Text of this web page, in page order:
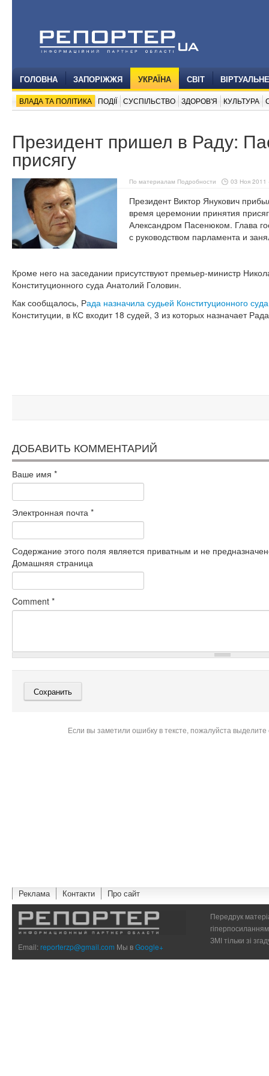
ГОЛОВНА ЗАПОРІЖЖЯ УКРАЇНА СВІТ
ВЛАДА ТА ПОЛІТИКА ПОДІЇ СУСПІЛЬСТВО ЗДОРОВ'Я КУЛЬТУРА
Президент пришел в Раду:
присягу
По материалам Подробности 03 Ноя 2011
Президент Виктор Янукович
время церемонии принятия
Александром Пасенюком. Глава
с руководством парламента и
Кроме него на заседании присутствуют премьер-министр
Конституционного суда Анатолий Головин.
Как сообщалось, Рада назначила судьей Конституционного
Конституции, в КС входит 18 судей, 3 из которых назначает
ДОБАВИТЬ КОММЕНТАРИЙ
Ваше имя *
Электронная почта *
Содержание этого поля является приватным и не
Домашняя страница
Comment *
Если вы заметили ошибку в тексте, пожалуйста
Реклама Контакти Про сайт
Email:reporterzp@gmail.com Мы вGoogle+
Передрук
ЗМІ тільки зі